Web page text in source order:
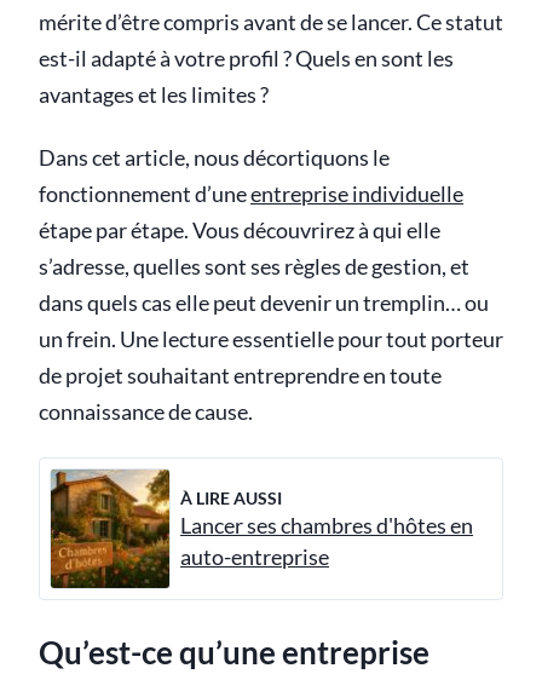
mérite d’être compris avant de se lancer. Ce statut
est-il adapté à votre profil ? Quels en sont les
avantages et les limites ?
Dans cet article, nous décortiquons le
fonctionnement d’uneentreprise individuelle
étape par étape. Vous découvrirez à qui elle
s’adresse, quelles sont ses règles de gestion, et
dans quels cas elle peut devenir un tremplin… ou
un frein. Une lecture essentielle pour tout porteur
de projet souhaitant entreprendre en toute
connaissance de cause.
À LIRE AUSSI
Lancer ses chambres d'hôtes en
auto-entreprise
Qu’est-ce qu’une entreprise